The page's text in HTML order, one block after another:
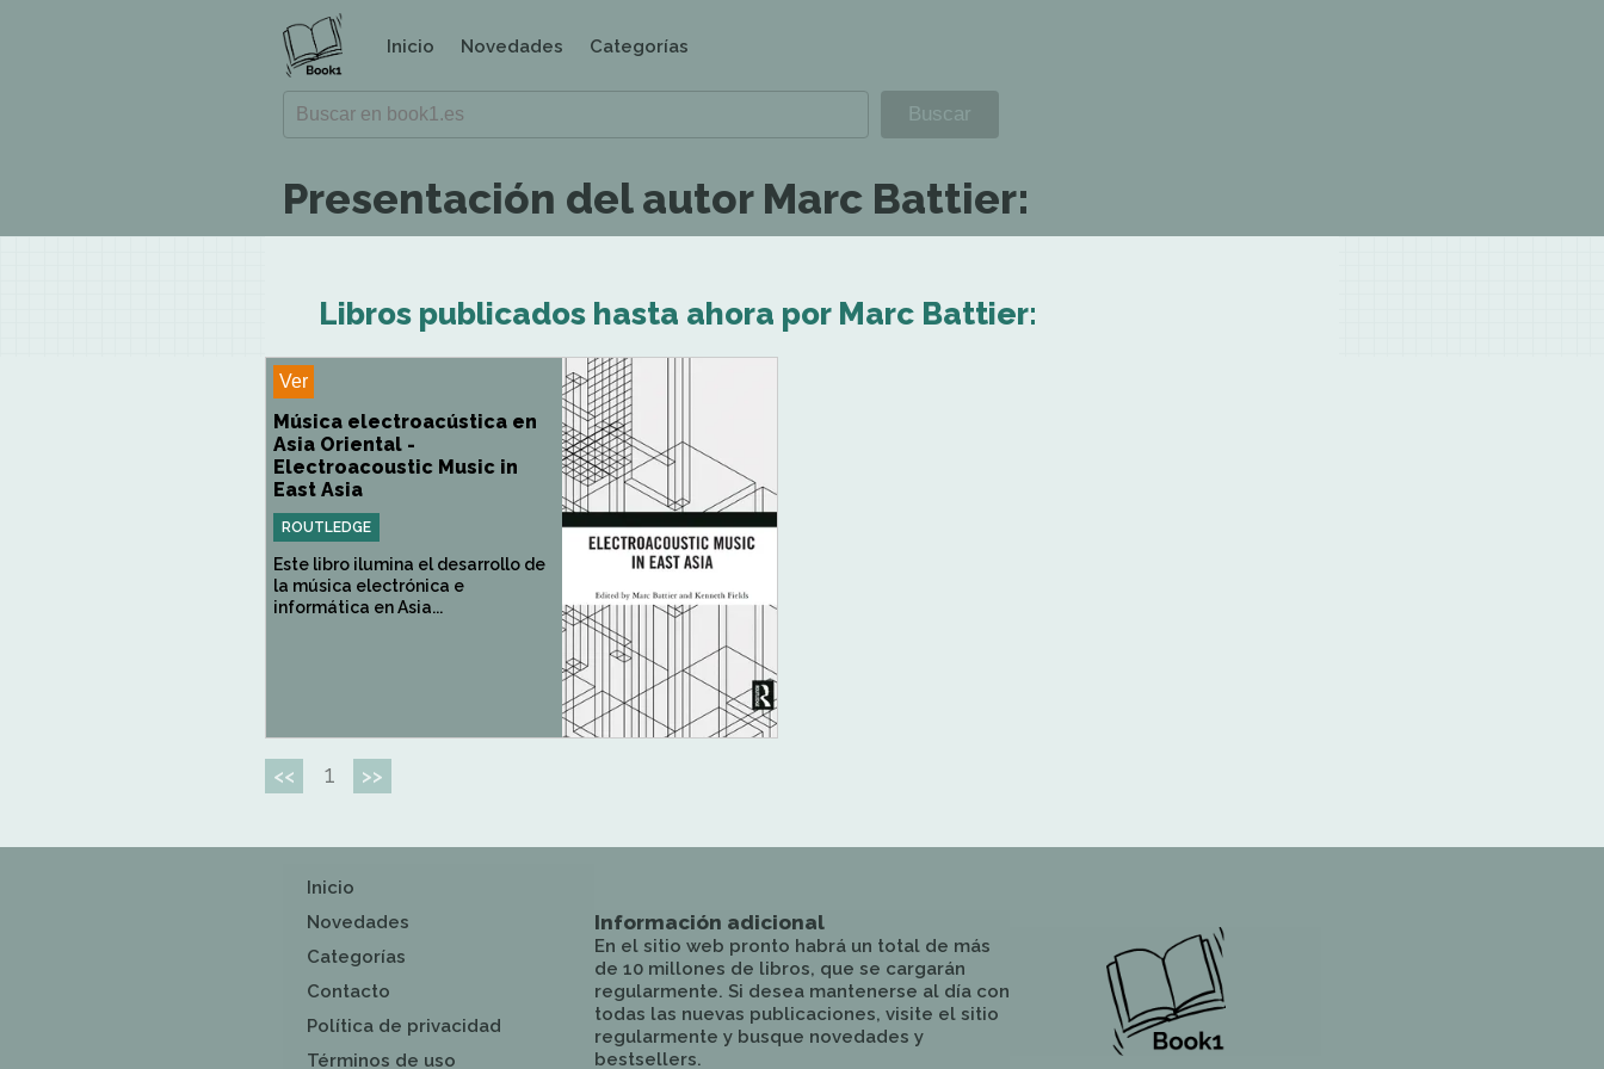
Inicio Novedades Categorías
Presentación del autor Marc Battier:
Libros publicados hasta ahora por Marc Battier:
Ver
Música electroacústica en
Asia Oriental -
Electroacoustic Music in
East Asia
ROUTLEDGE
Este libro ilumina el desarrollo de
la música electrónica e
informática en Asia...
<< 1 >>
Inicio
Novedades
Categorías
Contacto
Política de privacidad
Términos de uso
Información adicional
En el sitio web pronto habrá un total de más
de 10 millones de libros, que se cargarán
regularmente. Si desea mantenerse al día con
todas las nuevas publicaciones, visite el sitio
regularmente y busque novedades y
bestsellers.